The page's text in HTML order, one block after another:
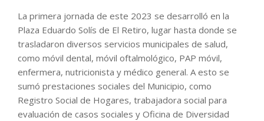
La primera jornada de este 2023 se desarrolló en la
Plaza Eduardo Solís de El Retiro, lugar hasta donde se
trasladaron diversos servicios municipales de salud,
como móvil dental, móvil oftalmológico, PAP móvil,
enfermera, nutricionista y médico general. A esto se
sumó prestaciones sociales del Municipio, como
Registro Social de Hogares, trabajadora social para
evaluación de casos sociales y Oficina de Diversidad